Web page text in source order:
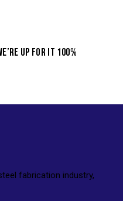
UP FOR IT 100%
fabrication industry,